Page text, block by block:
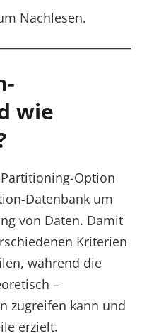
Nachlesen.
wie
Option
Datenbank um
von Daten. Damit
Kriterien
während die
–
zugreifen kann und
erzielt.